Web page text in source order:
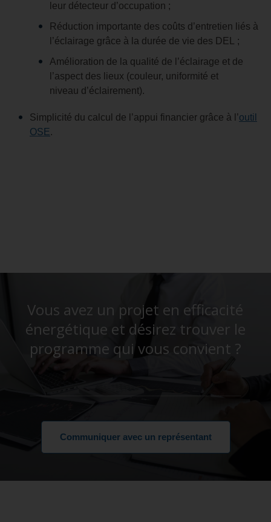
leur détecteur d’occupation ;
Réduction importante des coûts d’entretien liés à
l’éclairage grâce à la durée de vie des DEL ;
Amélioration de la qualité de l’éclairage et de
l’aspect des lieux (couleur, uniformité et
niveau d’éclairement).
Simplicité du calcul de l’appui financier grâce à l’outil
OSE.
Vous avez un projet en efficacité
énergétique et désirez trouver le
programme qui vous convient ?
Communiquer avec un représentant